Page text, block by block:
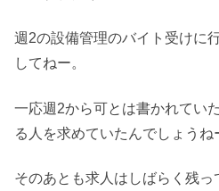
週2の設備管理のバイト受けに
してねー。
一応週2から可とは書かれてい
る人を求めていたんでしょうね
そのあとも求人はしばらく残